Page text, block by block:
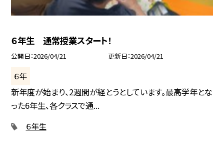
６年生 通常授業スタート！
公開日 2026/04/21 更新日 2026/04/21
６年
新年度が始まり、2週間が経とうとしています。最高学年とな
った6年生、各クラスで通...
６年生